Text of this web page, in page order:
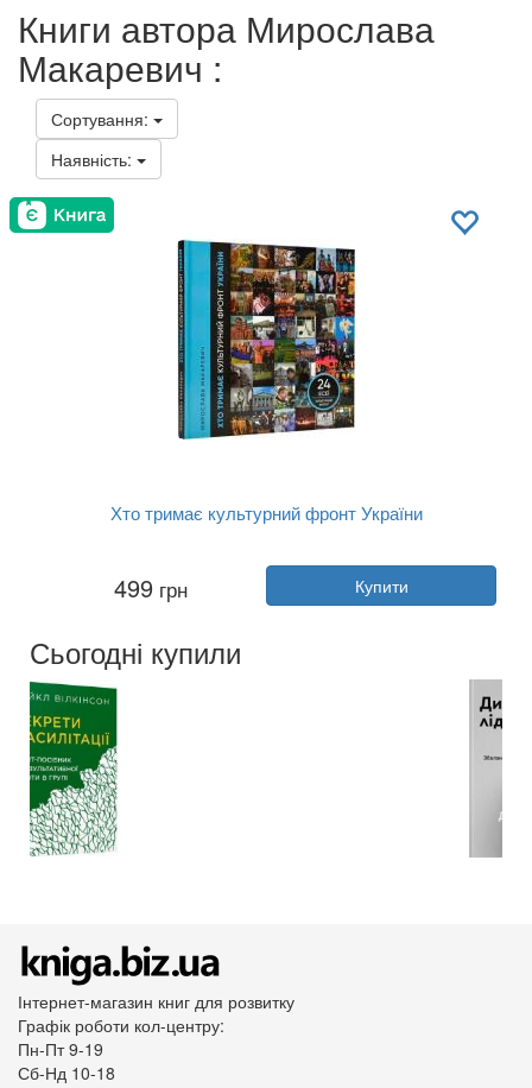
Книги автора Мирослава
Макаревич :
Сортування:
Наявність:
Хто тримає культурний фронт України
Мирослава Макаревич
Видавництво:Агенція IPIO
Мова:
499 грн Купити
Сьогодні купили
Інтернет-магазин книг для розвитку
Графік роботи кол-центру:
Пн-Пт 9-19
Сб-Нд 10-18